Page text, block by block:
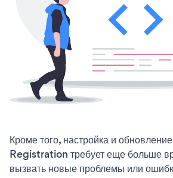
Кроме того, настройка и
Registration требует еще больше
вызвать новые проблемы или